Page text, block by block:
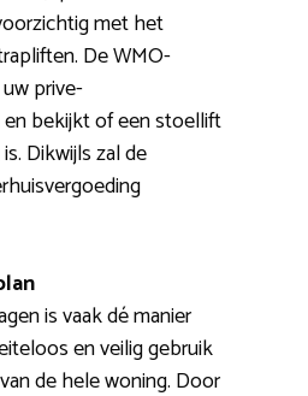
met het
De WMO-
prive-
bekijkt of een stoellift
Dikwijls zal de
is vaak dé manier
en veilig gebruik
de hele woning. Door